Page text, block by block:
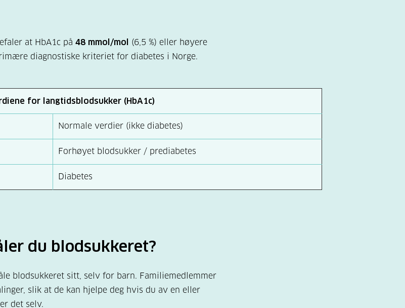
at HbA1c på 48 mmol/mol
(6,5 %) eller høyere
diagnostiske kriteriet for diabetes i Norge.
for langtidsblodsukker (HbA1c)
Normale verdier (ikke diabetes)
Forhøyet blodsukker / prediabetes
Diabetes
du blodsukkeret?
blodsukkeret sitt, selv for barn. Familiemedlemmer
slik at de kan hjelpe deg hvis du av en eller
det selv.